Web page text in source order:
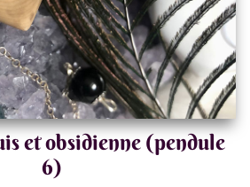
et obsidienne (pendule
6)